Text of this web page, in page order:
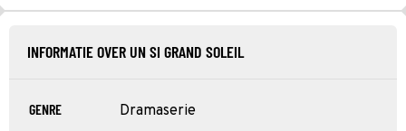
INFORMATIE OVER UN SI GRAND SOLEIL
GENRE Dramaserie